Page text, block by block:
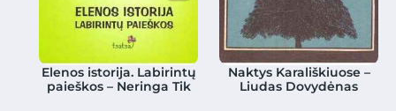
Elenos istorija. Labirintų
paieškos – Neringa Tik
Naktys Karališkiuose –
Liudas Dovydėnas